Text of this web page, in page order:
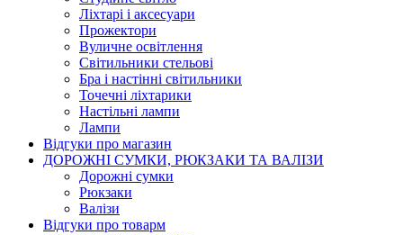
Ліхтарі і аксесуари
Прожектори
Вуличне освітлення
Світильники стельові
Бра і настінні світильники
Точечні ліхтарики
Настільні лампи
Лампи
Відгуки про магазин
ДОРОЖНІ СУМКИ, РЮКЗАКИ ТА ВАЛІЗИ
Дорожні сумки
Рюкзаки
Валізи
Відгуки про товарм